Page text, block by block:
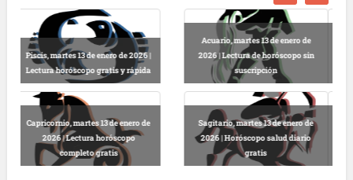
Escorpio, martes 13 de enero de
2026 | Horóscopo gratis hoy y
completo
Libra, martes 13 de enero de 2026 |
Lectura horóscopo online
Virgo, martes 13 de enero de 2026 |
Predicciones astrológicas
gratuitas hoy
Leo, martes 13 de enero de 2026 |
Horóscopo completo y gratuito